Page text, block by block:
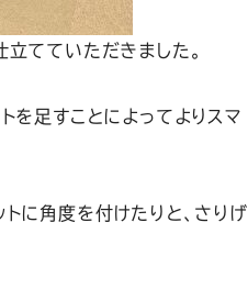
てていただきました。
を足すことによってよりスマ
に角度を付けたりと、さりげ